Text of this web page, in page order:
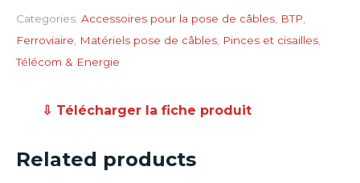
Categories: Accessoires pour la pose de câbles BTP
Ferroviaire
Matériels pose de câbles Pinces et cisailles
Télécom & Energie
⇩ Télécharger la fiche produit
Related products